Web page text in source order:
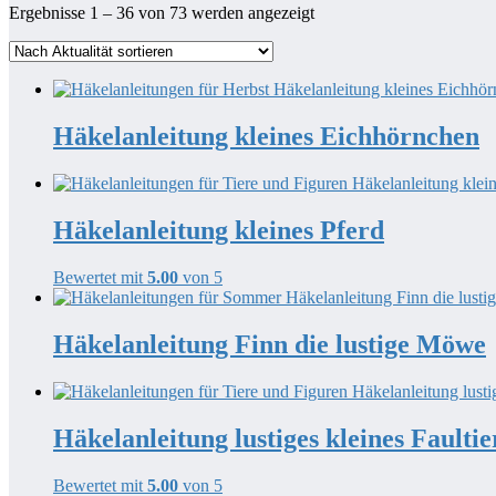
Ergebnisse 1 – 36 von 73 werden angezeigtNach
Häkelanleitung kleines Eichhörnchen
Häkelanleitung kleines Pferd
Bewertet mit 5.00 von 5
Häkelanleitung Finn die lustige Möwe
Häkelanleitung lustiges kleines
Bewertet mit 5.00 von 5